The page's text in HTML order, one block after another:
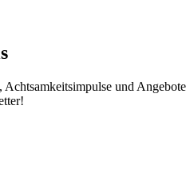
Achtsamkeitsimpulse und Angebote